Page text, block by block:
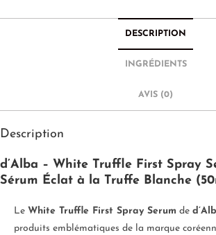
DESCRIPTION
INGRÉDIENTS
AVIS (0)
Description
d’Alba – White Truffle First Spray
Sérum Éclat à la Truffe Blanche
Le White Truffle First Spray Serum de
produits emblématiques de la marque